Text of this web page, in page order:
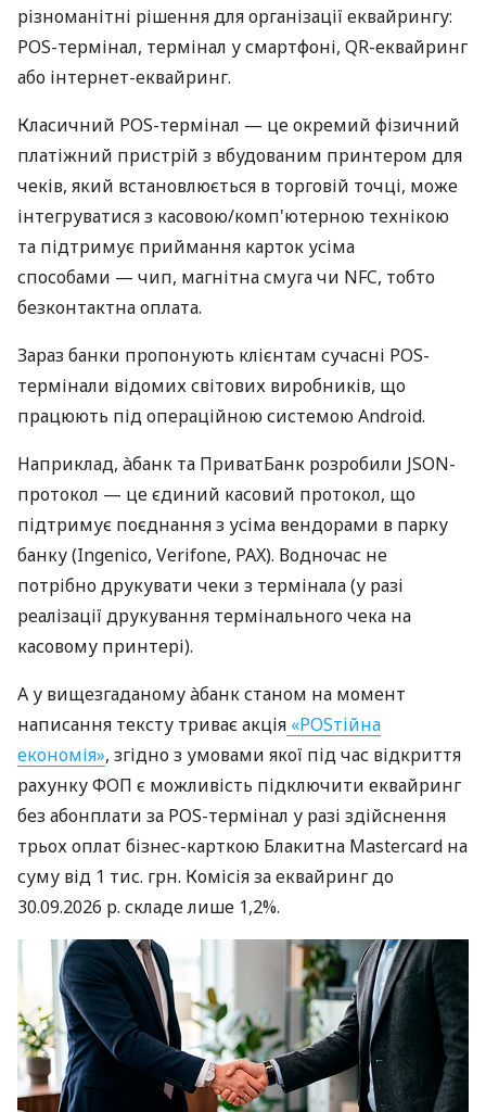
різноманітні рішення для організації еквайрингу:
POS-термінал, термінал у смартфоні, QR-еквайринг
або інтернет-еквайринг.
Класичний POS-термінал — це окремий фізичний
платіжний пристрій з вбудованим принтером для
чеків, який встановлюється в торговій точці, може
інтегруватися з касовою/комп'ютерною технікою
та підтримує приймання карток усіма
способами — чип, магнітна смуга чи NFC, тобто
безконтактна оплата.
Зараз банки пропонують клієнтам сучасні POS-
термінали відомих світових виробників, що
працюють під операційною системою Android.
Наприклад, àбанк та ПриватБанк розробили JSON-
протокол — це єдиний касовий протокол, що
підтримує поєднання з усіма вендорами в парку
банку (Ingenico, Verifone, PAX). Водночас не
потрібно друкувати чеки з термінала (у разі
реалізації друкування термінального чека на
касовому принтері).
А у вищезгаданому àбанк станом на момент
написання тексту триває акція «POSтійна
економія», згідно з умовами якої під час відкриття
рахунку ФОП є можливість підключити еквайринг
без абонплати за POS-термінал у разі здійснення
трьох оплат бізнес-карткою Блакитна Mastercard на
суму від 1 тис. грн. Комісія за еквайринг до
30.09.2026 р. складе лише 1,2%.